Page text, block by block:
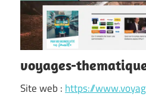
voyages-
Site web : https://